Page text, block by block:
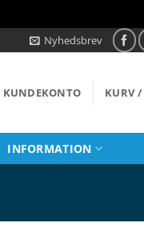
Nyhedsbrev
KUNDEKONTO KURV /
INFORMATION